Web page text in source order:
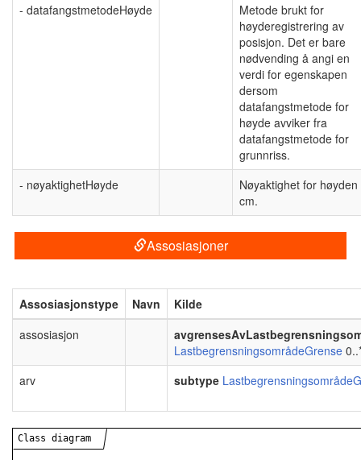
- datafangstmetodeHøyde
Metode brukt for
høyderegistrering av
posisjon. Det er bare
nødvending å angi en
verdi for egenskapen
dersom
datafangstmetode for
høyde avviker fra
datafangstmetode for
grunnriss.
- nøyaktighetHøyde
Nøyaktighet for høyden
cm.
Assosiasjoner
Assosiasjonstype Navn
Kilde
assosiasjon
LastbegrensningsområdeGrense
arv
subtype